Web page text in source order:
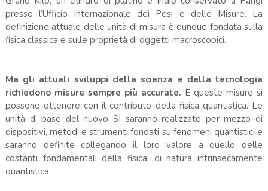
presso l’Ufficio Internazionale dei Pesi e delle Misure. La
definizione attuale delle unità di misura è dunque fondata sulla
fisica classica e sulle proprietà di oggetti macroscopici.
Ma gli attuali sviluppi della scienza e della tecnologia
richiedono misure sempre più accurate. E queste misure si
possono ottenere con il contributo della fisica quantistica. Le
unità di base del nuovo SI saranno realizzate per mezzo di
dispositivi, metodi e strumenti fondati su fenomeni quantistici e
saranno definite collegando il loro valore a quello delle
costanti fondamentali della fisica, di natura intrinsecamente
quantistica.